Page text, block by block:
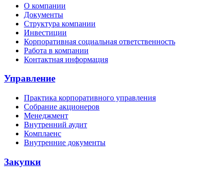
О компании
Документы
Структура компании
Инвестиции
Корпоративная социальная ответственность
Работа в компании
Контактная информация
Управление
Практика корпоративного управления
Собрание акционеров
Менеджмент
Внутренний аудит
Комплаенс
Внутренние документы
Закупки